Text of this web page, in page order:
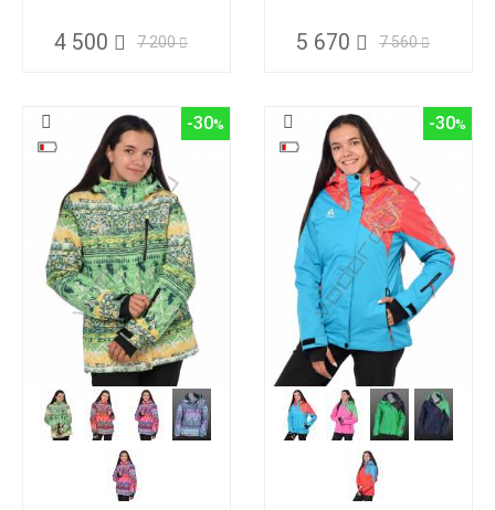
4 500 7 200 5 670 7 560
-30 -30